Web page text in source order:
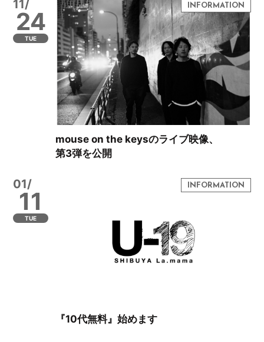
11/
24
TUE
mouse on the keysのライブ映像、
第3弾を公開
01/
11
TUE
『10代無料』始めます